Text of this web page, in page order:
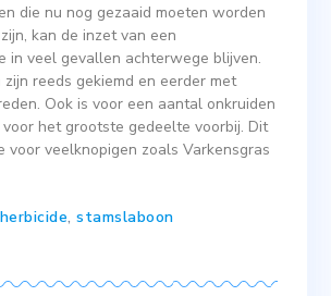
die nu nog gezaaid moeten worden
kan de inzet van een
in veel gevallen achterwege blijven.
reeds gekiemd en eerder met
Ook is voor een aantal onkruiden
voor het grootste gedeelte voorbij. Dit
voor veelknopigen zoals Varkensgras
,stamslaboon